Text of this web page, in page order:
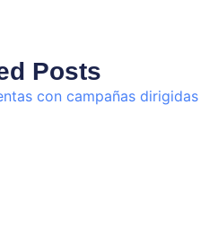
Posts